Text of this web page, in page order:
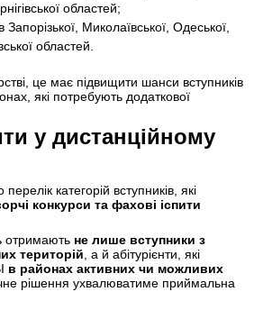
областей;
Запорізької, Миколаївської, Одеської,
областей.
це має підвищити шанси вступників
які потребують додаткової
у дистанційному
категорій вступників, які
конкурси та фахові іспити
отримають не лише вступники з
територій , а й абітурієнти, які
в районах активних чи можливих
рішення ухвалюватиме приймальна